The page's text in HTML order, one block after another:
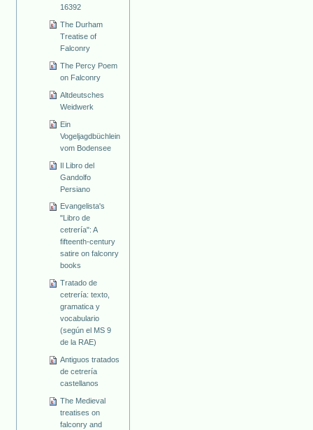
16392
The Durham
Treatise of
Falconry
The Percy Poem
on Falconry
Altdeutsches
Weidwerk
Ein
Vogeljagdbüchlein
vom Bodensee
Il Libro del
Gandolfo
Persiano
Evangelista's
"Libro de
cetrería": A
fifteenth-century
satire on falconry
books
Tratado de
cetrería: texto,
gramatica y
vocabulario
(según el MS 9
de la RAE)
Antiguos tratados
de cetrería
castellanos
The Medieval
treatises on
falconry and